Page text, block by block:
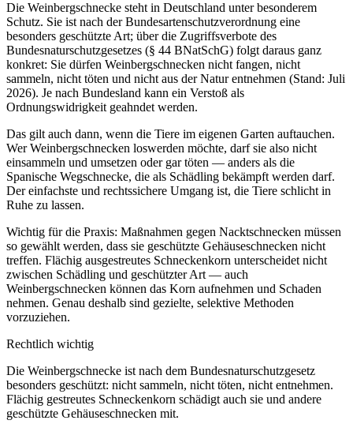
Die Weinbergschnecke steht in Deutschland unter besonderem
Schutz. Sie ist nach der Bundesartenschutzverordnung eine
besonders geschützte Art; über die Zugriffsverbote des
Bundesnaturschutzgesetzes (§ 44 BNatSchG) folgt daraus ganz
konkret: Sie dürfen Weinbergschnecken nicht fangen, nicht
sammeln, nicht töten und nicht aus der Natur entnehmen (Stand: Juli
2026). Je nach Bundesland kann ein Verstoß als
Ordnungswidrigkeit geahndet werden.
Das gilt auch dann, wenn die Tiere im eigenen Garten auftauchen.
Wer Weinbergschnecken loswerden möchte, darf sie also nicht
einsammeln und umsetzen oder gar töten — anders als die
Spanische Wegschnecke, die als Schädling bekämpft werden darf.
Der einfachste und rechtssichere Umgang ist, die Tiere schlicht in
Ruhe zu lassen.
Wichtig für die Praxis: Maßnahmen gegen Nacktschnecken müssen
so gewählt werden, dass sie geschützte Gehäuseschnecken nicht
treffen. Flächig ausgestreutes Schneckenkorn unterscheidet nicht
zwischen Schädling und geschützter Art — auch
Weinbergschnecken können das Korn aufnehmen und Schaden
nehmen. Genau deshalb sind gezielte, selektive Methoden
vorzuziehen.
Rechtlich wichtig
Die Weinbergschnecke ist nach dem Bundesnaturschutzgesetz
besonders geschützt: nicht sammeln, nicht töten, nicht entnehmen.
Flächig gestreutes Schneckenkorn schädigt auch sie und andere
geschützte Gehäuseschnecken mit.